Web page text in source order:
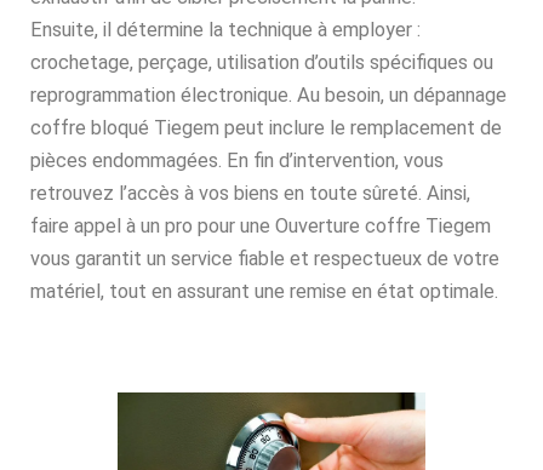
Ensuite, il détermine la technique à employer :
crochetage, perçage, utilisation d’outils spécifiques ou
reprogrammation électronique. Au besoin, un dépannage
coffre bloqué Tiegem peut inclure le remplacement de
pièces endommagées. En fin d’intervention, vous
retrouvez l’accès à vos biens en toute sûreté. Ainsi,
faire appel à un pro pour une Ouverture coffre Tiegem
vous garantit un service fiable et respectueux de votre
matériel, tout en assurant une remise en état optimale.